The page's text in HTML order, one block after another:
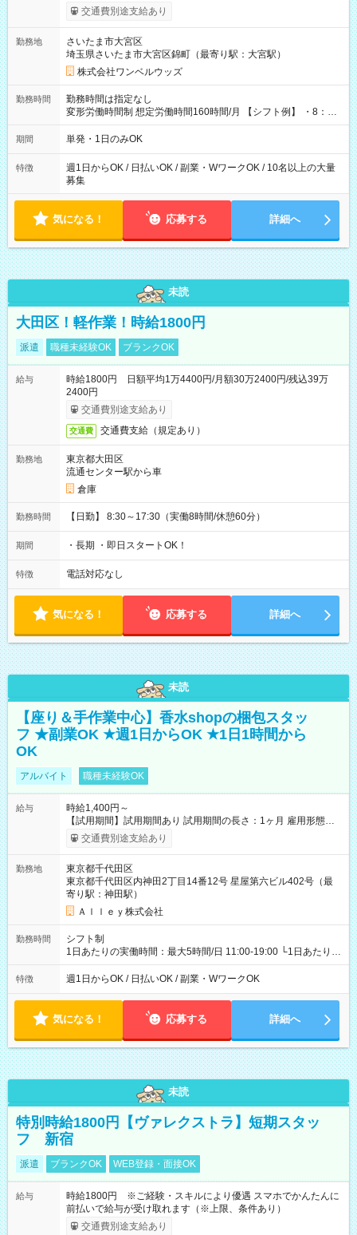
いOK！（規定あり） ┗働いたその日に現金GET♪ お仕事後はコ
ンビニATMから 日払い分を引き落とせます！ 【試用期間】試
交通費別途支給あり
勤務地
さいたま市大宮区
埼玉県さいたま市大宮区錦町（最寄り駅：大宮駅）
株式会社ワンベルウッズ
勤務時間
勤務時間は指定なし
変形労働時間制 想定労働時間160時間/月 【シフト例】 ・8：00
～21：00
期間 単発・1日のみOK
特徴
週1日からOK / 日払いOK / 副業・WワークOK / 10名以上の大量
募集
気になる！ 応募する 詳細へ
未読
大田区！軽作業！時給1800円
派遣 職種未経験OK ブランクOK
給与
時給1800円 日額平均1万4400円/月額30万2400円/残込39万
2400円
交通費別途支給あり
交通費 交通費支給（規定あり）
勤務地
東京都大田区
流通センター駅から車
倉庫
勤務時間 【日勤】 8:30～17:30（実働8時間/休憩60分）
期間 ・長期 ・即日スタートOK！
特徴 電話対応なし
気になる！ 応募する 詳細へ
未読
【座り＆手作業中心】香水shopの梱包スタッ
フ ★副業OK ★週1日からOK ★1日1時間から
OK
アルバイト 職種未経験OK
給与
時給1,400円～
【試用期間】試用期間あり 試用期間の長さ：1ヶ月 雇用形態、
給与は本採用時と同じです。
交通費別途支給あり
勤務地
東京都千代田区
東京都千代田区内神田2丁目14番12号 星屋第六ビル402号（最
寄り駅：神田駅）
Ａｌｌｅｙ株式会社
勤務時間
シフト制
1日あたりの実働時間：最大5時間/日 11:00-19:00 └1日あたりの
実働時間：1-5時間 └上記の時間帯内であれば、いつでも勤務可
能！ └平日・土曜日の中で、お好きな曜日でご勤務いただけま
18:00 などのように、自由な働き方が可能なお仕事です！
特徴 週1日からOK / 日払いOK / 副業・WワークOK
気になる！ 応募する 詳細へ
未読
特別時給1800円【ヴァレクストラ】短期スタッ
フ 新宿
派遣 ブランクOK WEB登録・面接OK
給与
時給1800円 ※ご経験・スキルにより優遇 スマホでかんたんに
前払いで給与が受け取れます（※上限、条件あり）
交通費別途支給あり